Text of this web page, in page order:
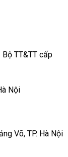
TT&TT cấp
Nội
Võ, TP. Hà Nội